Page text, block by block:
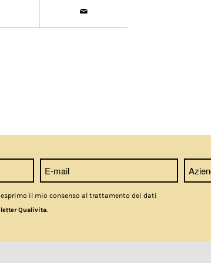
il mio consenso al trattamento dei dati
Qualivita.